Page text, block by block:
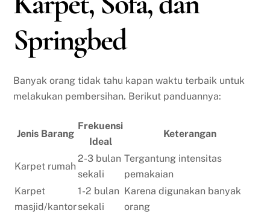
Springbed
Banyak orang tidak tahu kapan waktu terbaik untuk
melakukan pembersihan. Berikut panduannya:
Jenis Barang
Frekuensi
Ideal
Keterangan
Karpet rumah
2-3 bulan
sekali
Tergantung intensitas
pemakaian
Karpet
masjid/kantor
1-2 bulan
sekali
Karena digunakan banyak
orang